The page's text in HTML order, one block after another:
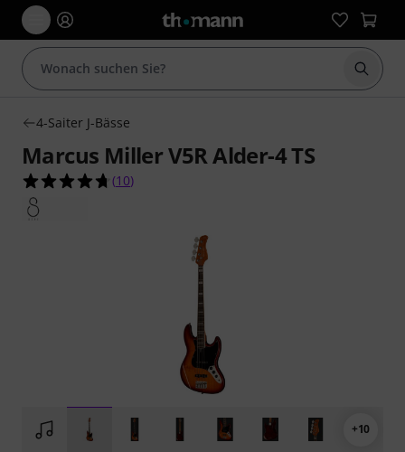
Suche
4-Saiter J-Bässe
Marcus Miller V5R Alder-4 TS
4.7 von 5 Sternen aus 10 Kundenbewertungen
(10)
+10